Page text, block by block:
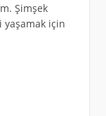
Şimşek
yaşamak için